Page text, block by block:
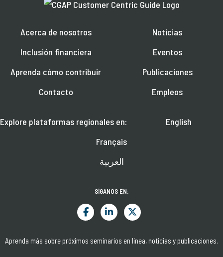
Acerca de nosotros
Inclusión financiera
Aprenda cómo contribuir
Contacto
Noticias
Eventos
Publicaciones
Empleos
Explore plataformas regionales en:
English
Français
العربية
SÍGANOS EN:
Aprenda más sobre próximos seminarios en línea, noticias y publicaciones.